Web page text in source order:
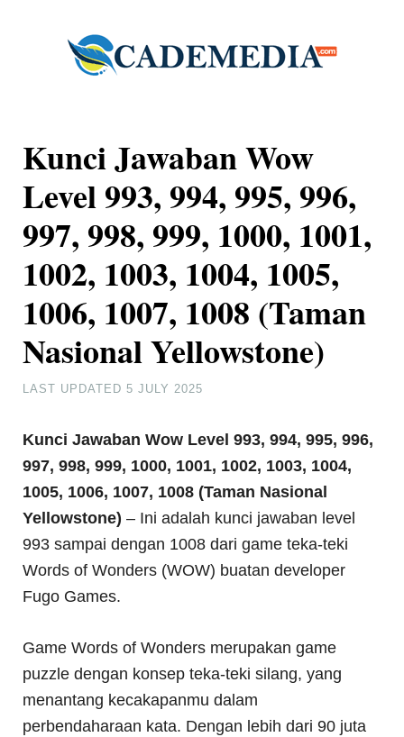
Kunci Jawaban Wow
Level 993, 994, 995, 996,
997, 998, 999, 1000, 1001,
1002, 1003, 1004, 1005,
1006, 1007, 1008 (Taman
Nasional Yellowstone)
LAST UPDATED5 JULY 2025
Kunci Jawaban Wow Level 993, 994, 995, 996,
997, 998, 999, 1000, 1001, 1002, 1003, 1004,
1005, 1006, 1007, 1008 (Taman Nasional
Yellowstone) – Ini adalah kunci jawaban level
993 sampai dengan 1008 dari game teka-teki
Words of Wonders (WOW) buatan developer
Fugo Games.
Game Words of Wonders merupakan game
puzzle dengan konsep teka-teki silang, yang
menantang kecakapanmu dalam
perbendaharaan kata. Dengan lebih dari 90 juta